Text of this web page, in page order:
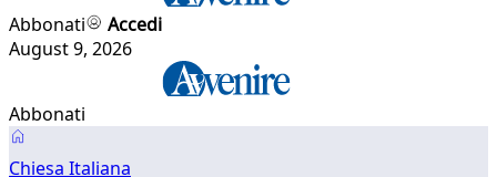
Abbonati
Accedi
August 9, 2026
Abbonati
Chiesa Italiana